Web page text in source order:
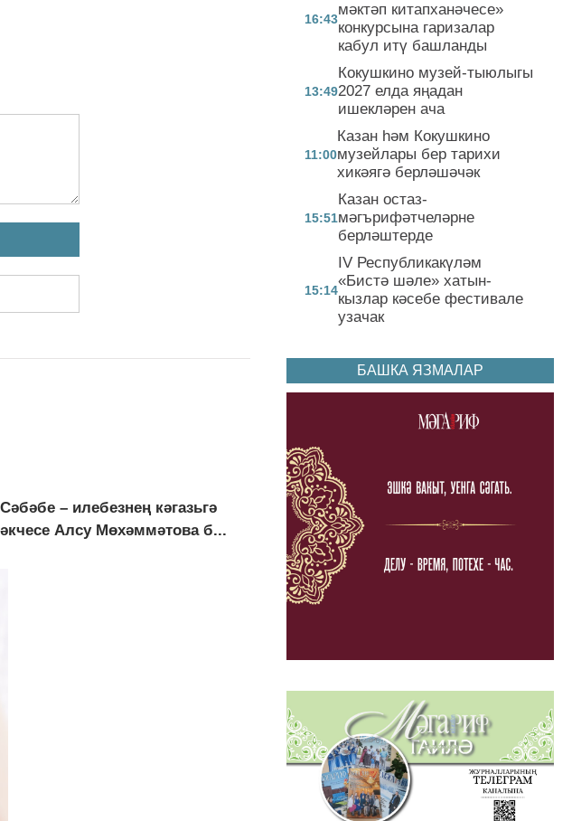
– илебезнең кәгазьгә
Алсу Мөхәммәтова б...
16:43
мәктәп китапханәчесе»
конкурсына гаризалар
кабул итү башланды
13:49
Кокушкино музей-тыюлыгы
2027 елда яңадан
ишекләрен ача
11:00
Казан һәм Кокушкино
музейлары бер тарихи
хикәягә берләшәчәк
15:51
Казан остаз-
мәгърифәтчеләрне
берләштерде
15:14
IV Республикакүләм
«Бистә шәле» хатын-
кызлар кәсебе фестивале
узачак
БАШКА ЯЗМАЛАР